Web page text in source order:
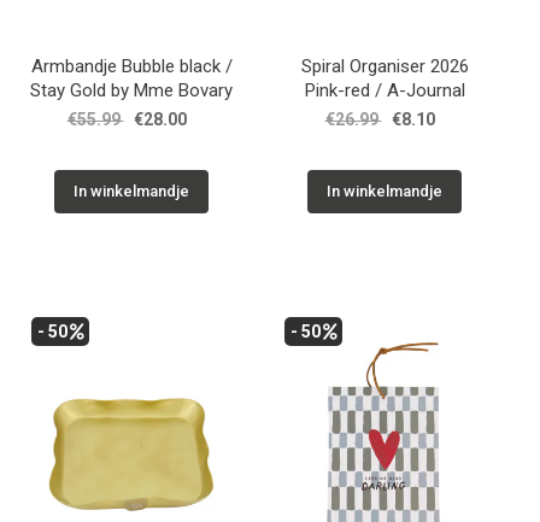
Armbandje Bubble black /
Stay Gold by Mme Bovary
€55.99 €28.00
In winkelmandje
Spiral Organiser 2026
Pink-red / A-Journal
€26.99 €8.10
In winkelmandje
- 50 - 50